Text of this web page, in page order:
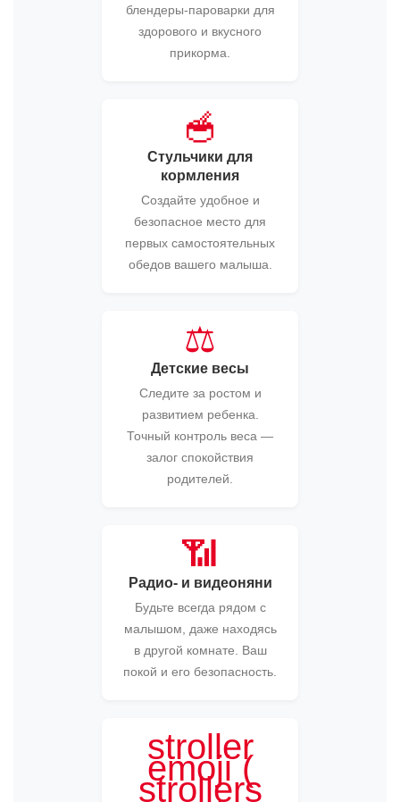
блендеры-пароварки для
здорового и вкусного
прикорма.
🥣
Стульчики для
кормления
Создайте удобное и
безопасное место для
первых самостоятельных
обедов вашего малыша.
⚖️
Детские весы
Следите за ростом и
развитием ребенка.
Точный контроль веса —
залог спокойствия
родителей.
📶
Радио- и видеоняни
Будьте всегда рядом с
малышом, даже находясь
в другой комнате. Ваш
покой и его безопасность.
stroller
emoji (
strollers